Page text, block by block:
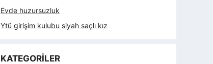
Evde huzursuzluk
Ytü girişim kulubu siyah saçlı kız
KATEGORİLER